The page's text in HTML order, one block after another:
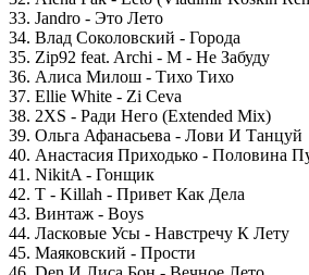
33. Jandro - Это Лето
34. Влад Соколовский - Города
35. Zip92 feat. Archi - M - Не Забуду
36. Алиса Милош - Тихо Тихо
37. Ellie White - Zi Ceva
38. 2XS - Ради Него (Extended Mix)
39. Ольга Афанасьева - Лови И Танцуй
40. Анастасия Приходько - Половина
41. NikitA - Гонщик
42. T - Killah - Привет Как Дела
43. Винтаж - Boys
44. Ласковые Усы - Навстречу К Лету
45. Маяковский - Прости